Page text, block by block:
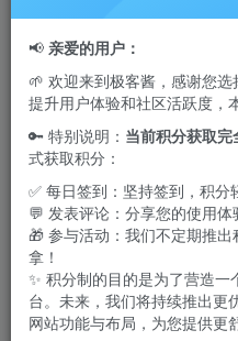
汇、股指、期货以及比特币
态。通过内置的财经日历，
标与金融热点事件，随时随
外汇股票资讯通官方安卓版
还能查看各类金融产品的关
时，还能快速获取丰富的实
机。
此外，您可以定制关注的金
📢 亲爱的用户：
🌱 欢迎来到极客酱，感谢您
提升用户体验和社区活跃度，
🔑 特别说明： 当前积分获取完
式获取积分：
✅ 每日签到：坚持签到，积分
💬 发表评论：分享您的使用体
🎁 参与活动：我们不定期推
拿！
✨ 积分制的目的是为了营造
台。未来，我们将持续推出更
网站功能与布局，为您提供更